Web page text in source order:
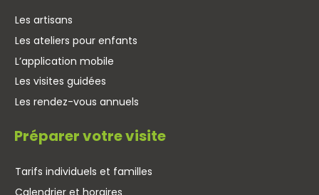
Les artisans
Les ateliers pour enfants
L’application mobile
Les visites guidées
Les rendez-vous annuels
Préparer votre visite
Tarifs individuels et familles
Calendrier et horaires